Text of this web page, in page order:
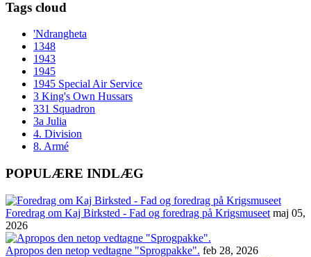
Tags cloud
'Ndrangheta
1348
1943
1945
1945 Special Air Service
3 King's Own Hussars
331 Squadron
3a Julia
4. Division
8. Armé
POPULÆRE INDLÆG
Foredrag om Kaj Birksted - Fad og foredrag på Krigsmuseet maj 05,
2026
Apropos den netop vedtagne "Sprogpakke". feb 28, 2026